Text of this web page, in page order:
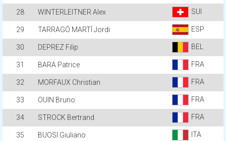
28 WINTERLEITNER Alex SUI
29 TARRAGÓ MARTÍ Jordi ESP
30 DEPREZ Filip BEL
31 BARA Patrice FRA
32 MORFAUX Christian FRA
33 OUIN Bruno FRA
34 STROCK Bertrand FRA
35 BUOSI Giuliano ITA